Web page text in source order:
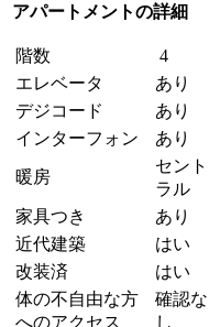
アパートメントの詳細
階数
4
エレベータ
あり
デジコード
あり
インターフォン
あり
暖房
セント
ラル
家具つき
あり
近代建築
はい
改装済
はい
体の不自由な方
へのアクセス
確認な
し